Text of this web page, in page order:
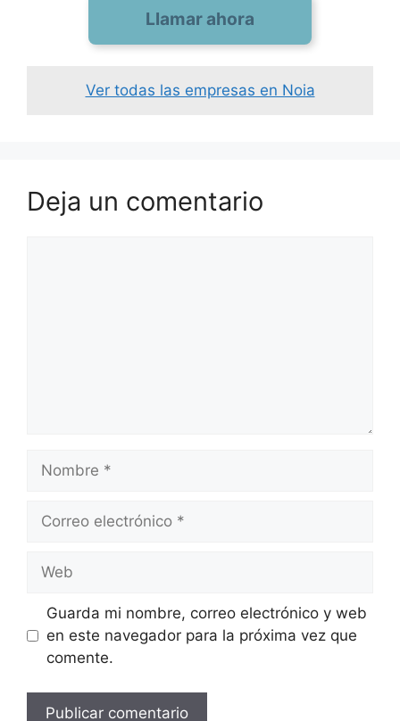
Llamar ahora
Ver todas las empresas en Noia
Deja un comentario
Nombre
Correo
Web
Guarda mi nombre, correo electrónico y web
en este navegador para la próxima vez que
comente.